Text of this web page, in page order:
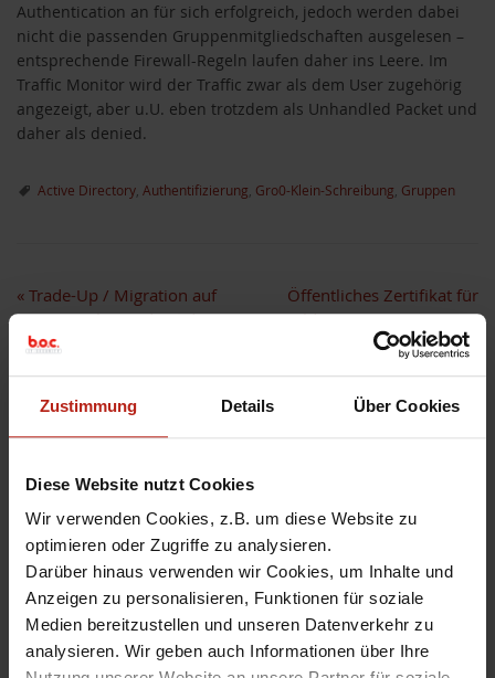
Zustimmung Details Über Cookies
Diese Website nutzt Cookies
Wir verwenden Cookies, z.B. um diese Website zu
optimieren oder Zugriffe zu analysieren.
Darüber hinaus verwenden wir Cookies, um Inhalte und
Anzeigen zu personalisieren, Funktionen für soziale
Medien bereitzustellen und unseren Datenverkehr zu
analysieren. Wir geben auch Informationen über Ihre
Authentication an für sich erfolgreich, jedoch werden dabei
nicht die passenden Gruppenmitgliedschaften ausgelesen –
entsprechende Firewall-Regeln laufen daher ins Leere. Im
Traffic Monitor wird der Traffic zwar als dem User zugehörig
angezeigt, aber u.U. eben trotzdem als Unhandled Packet und
daher als denied.
Active Directory Authentifizierung Gro0-Klein-Schreibung Gruppen
« Trade-Up / Migration auf
neue WatchGuard Hardware
Öffentliches Zertifikat für
Anmeldeseite (Port 4100 tcp)
verwenden
Hinterlassen Sie einen
Kommentar
Ihre E-Mail-Adressse wird nicht
veröffentlicht. Markierte Felder sind
Pflichtfelder *